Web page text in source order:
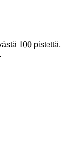
100
100 pistettä,